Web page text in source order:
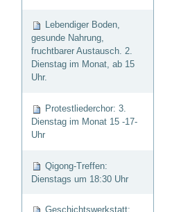
Lebendiger Boden,
gesunde Nahrung,
fruchtbarer Austausch. 2.
Dienstag im Monat, ab 15
Uhr.
Protestliederchor: 3.
Dienstag im Monat 15 -17-
Uhr
Qigong-Treffen:
Dienstags um 18:30 Uhr
Geschichtswerkstatt: